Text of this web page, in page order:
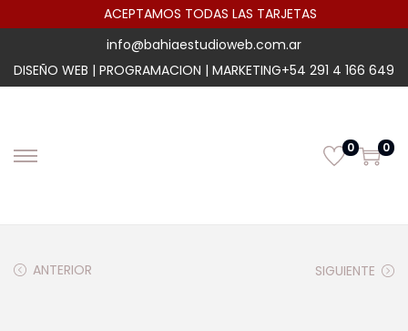
ACEPTAMOS TODAS LAS TARJETAS
info@bahiaestudioweb.com.ar
DISEÑO WEB | PROGRAMACION | MARKETING+54 291 4 166 649
0 0
ANTERIOR SIGUIENTE